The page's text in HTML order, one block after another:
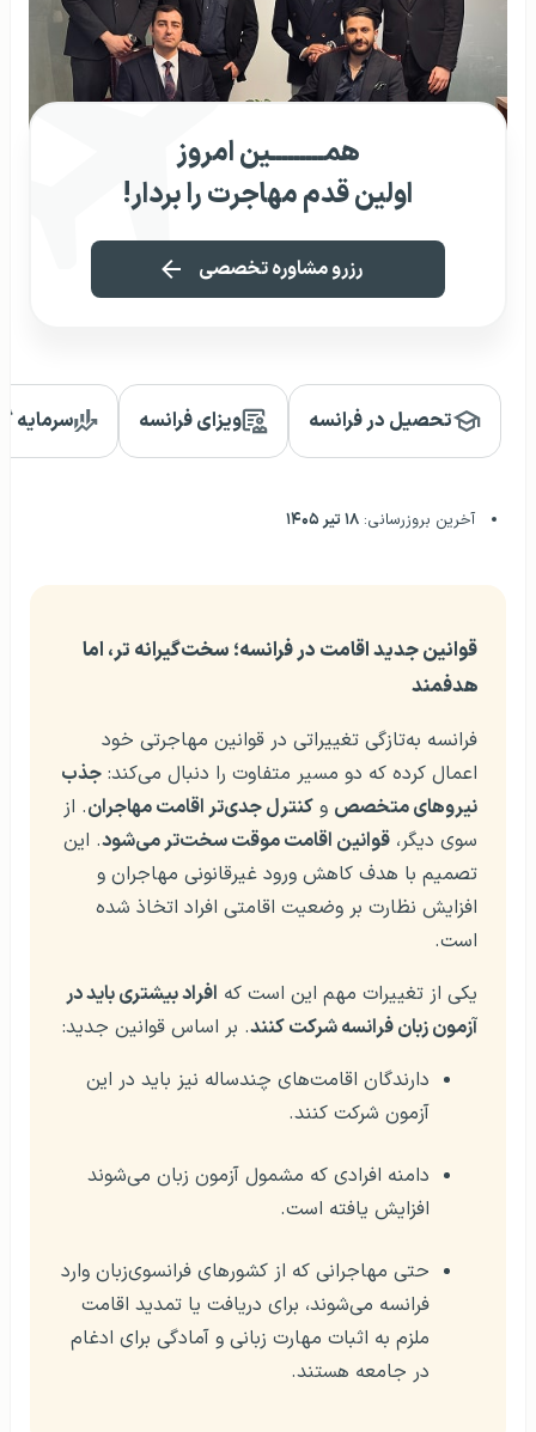
همـــــــــین امروز
اولین قدم مهاجرت را بردار!
رزرو مشاوره تخصصی
تحصیل در فرانسه ویزای فرانسه سرمایه
آخرین بروزرسانی: ۱۸ تیر ۱۴۰۵
قوانین جدید اقامت در فرانسه؛ سخت‌گیرانه‌ تر، اما
هدفمند
فرانسه به‌تازگی تغییراتی در قوانین مهاجرتی خود
اعمال کرده که دو مسیر متفاوت را دنبال می‌کند: جذب
نیروهای متخصص و کنترل جدی‌تر اقامت مهاجران. از
سوی دیگر، قوانین اقامت موقت سخت‌تر می‌شود. این
تصمیم با هدف کاهش ورود غیرقانونی مهاجران و
افزایش نظارت بر وضعیت اقامتی افراد اتخاذ شده
است.
یکی از تغییرات مهم این است که افراد بیشتری باید در
آزمون زبان فرانسه شرکت کنند. بر اساس قوانین جدید:
دارندگان اقامت‌های چندساله نیز باید در این
آزمون شرکت کنند.
دامنه افرادی که مشمول آزمون زبان می‌شوند
افزایش یافته است.
حتی مهاجرانی که از کشورهای فرانسوی‌زبان وارد
فرانسه می‌شوند، برای دریافت یا تمدید اقامت
ملزم به اثبات مهارت زبانی و آمادگی برای ادغام
در جامعه هستند.